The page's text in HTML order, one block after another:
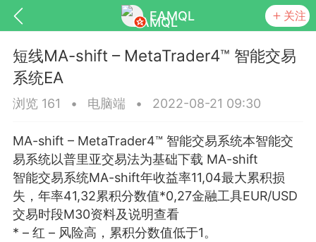
EAMQL 关注
幸运转盘
Lv.9 神隐会员 靓号
EA+
电脑端 趋势
短线MA-shift – MetaTrader4™ 智能交易
系统EA
浏览 161 • 电脑端 • 2022-08-21 09:30
MA-shift – MetaTrader4™ 智能交易系统本智能交
易系统以普里亚交易法为基础下载 MA-shift
智能交易系统MA-shift年收益率11,04最大累积损
失，年率41,32累积分数值*0,27金融工具EUR/USD
交易时段M30资料及说明查看
* – 红 – 风险高，累积分数值低于1。